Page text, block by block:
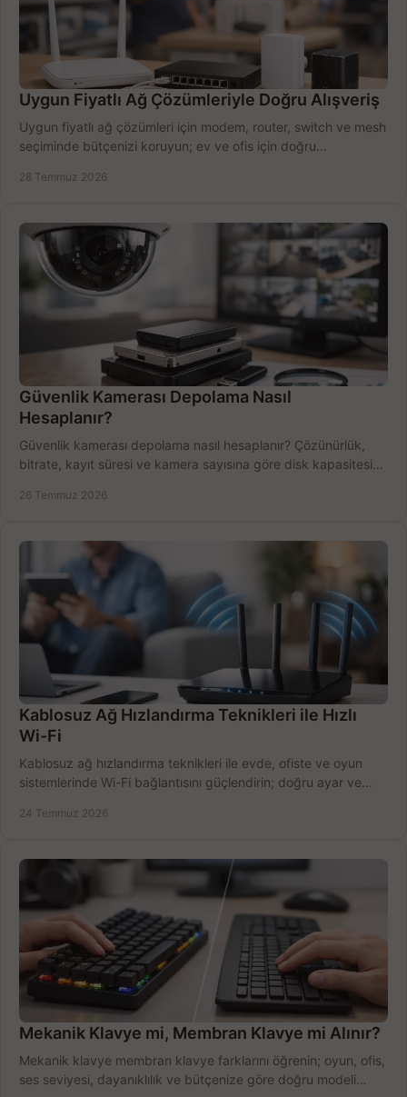
Uygun Fiyatlı Ağ Çözümleriyle Doğru Alışveriş
Uygun fiyatlı ağ çözümleri için modem, router, switch ve mesh
seçiminde bütçenizi koruyun; ev ve ofis için doğru
28 Temmuz 2026
Güvenlik Kamerası Depolama Nasıl
Hesaplanır?
Güvenlik kamerası depolama nasıl hesaplanır? Çözünürlük,
bitrate, kayıt süresi ve kamera sayısına göre disk kapasitesini
26 Temmuz 2026
Kablosuz Ağ Hızlandırma Teknikleri ile Hızlı
Wi-Fi
Kablosuz ağ hızlandırma teknikleri ile evde, ofiste ve oyun
sistemlerinde Wi-Fi bağlantısını güçlendirin; doğru ayar ve
24 Temmuz 2026
Mekanik Klavye mi, Membran Klavye mi Alınır?
Mekanik klavye membran klavye farklarını öğrenin; oyun, ofis,
ses seviyesi, dayanıklılık ve bütçenize göre doğru modeli